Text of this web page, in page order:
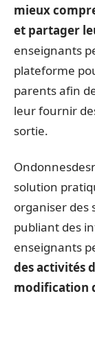
mieux
et partager
enseignants
plateforme
parents afin
leur fournir
sortie.
solution
organiser des
publiant des
enseignants
des activités
modification